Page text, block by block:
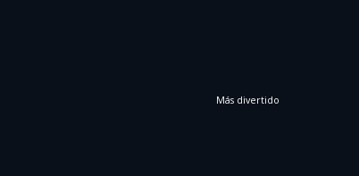
Más divertido